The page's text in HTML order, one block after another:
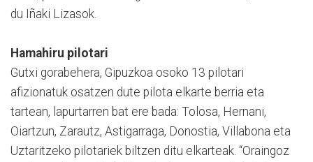
du Iñaki Lizasok.
Hamahiru pilotari
Gutxi gorabehera, Gipuzkoa osoko 13 pilotari
afizionatuk osatzen dute pilota elkarte berria eta
tartean, lapurtarren bat ere bada: Tolosa, Hernani,
Oiartzun, Zarautz, Astigarraga, Donostia, Villabona eta
Uztaritzeko pilotariek biltzen ditu elkarteak. “Oraingoz